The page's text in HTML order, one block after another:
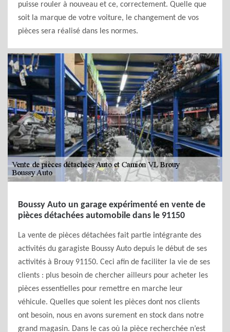
puisse rouler à nouveau et ce, correctement. Quelle que
soit la marque de votre voiture, le changement de vos
pièces sera réalisé dans les normes.
Boussy Auto un garage expérimenté en vente de
pièces détachées automobile dans le 91150
La vente de pièces détachées fait partie intégrante des
activités du garagiste Boussy Auto depuis le début de ses
activités à Brouy 91150. Ceci afin de faciliter la vie de ses
clients : plus besoin de chercher ailleurs pour acheter les
pièces essentielles pour remettre en marche leur
véhicule. Quelles que soient les pièces dont nos clients
ont besoin, nous en avons surement en stock dans notre
grand magasin. Dans le cas où la pièce recherchée n’est